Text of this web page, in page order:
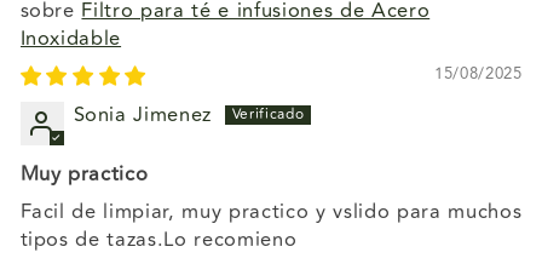
Filtro para té e infusiones de Acero
Inoxidable
15/08/2025
Sonia Jimenez
Muy practico
Facil de limpiar, muy practico y vslido para muchos
tipos de tazas.Lo recomieno